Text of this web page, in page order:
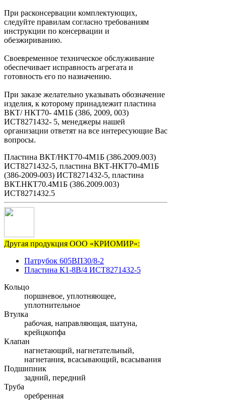
При расконсервации комплектующих,
следуйте правилам согласно требованиям
инструкции по консервации и
обезжириванию.
Своевременное техническое обслуживание
обеспечивает исправность агрегата и
готовность его по назначению.
При заказе желательно указывать обозначение
изделия, к которому принадлежит пластина
ВКТ/ НКТ70- 4М1Б (386, 2009, 003)
ИСТ8271432- 5, менеджеры нашей
организации ответят на все интересующие Вас
вопросы.
Пластина ВКТ/НКТ70-4М1Б (386.2009.003)
ИСТ8271432-5, пластина ВКТ-НКТ70-4М1Б
(386-2009-003) ИСТ8271432-5, пластина
ВКТ.НКТ70.4М1Б (386.2009.003)
ИСТ8271432.5
Другая продукция ООО «КРИОМИР»:
Патрубок 605ВП30/8-2
Пластина К1-8В/4 ИСТ8271432-5
Кольцо
поршневое, уплотняющее,
уплотнительное
Втулка
рабочая, направляющая, шатуна,
крейцкопфа
Клапан
нагнетающий, нагнетательный,
нагнетания, всасывающий, всасывания
Подшипник
задний, передний
Труба
оребренная